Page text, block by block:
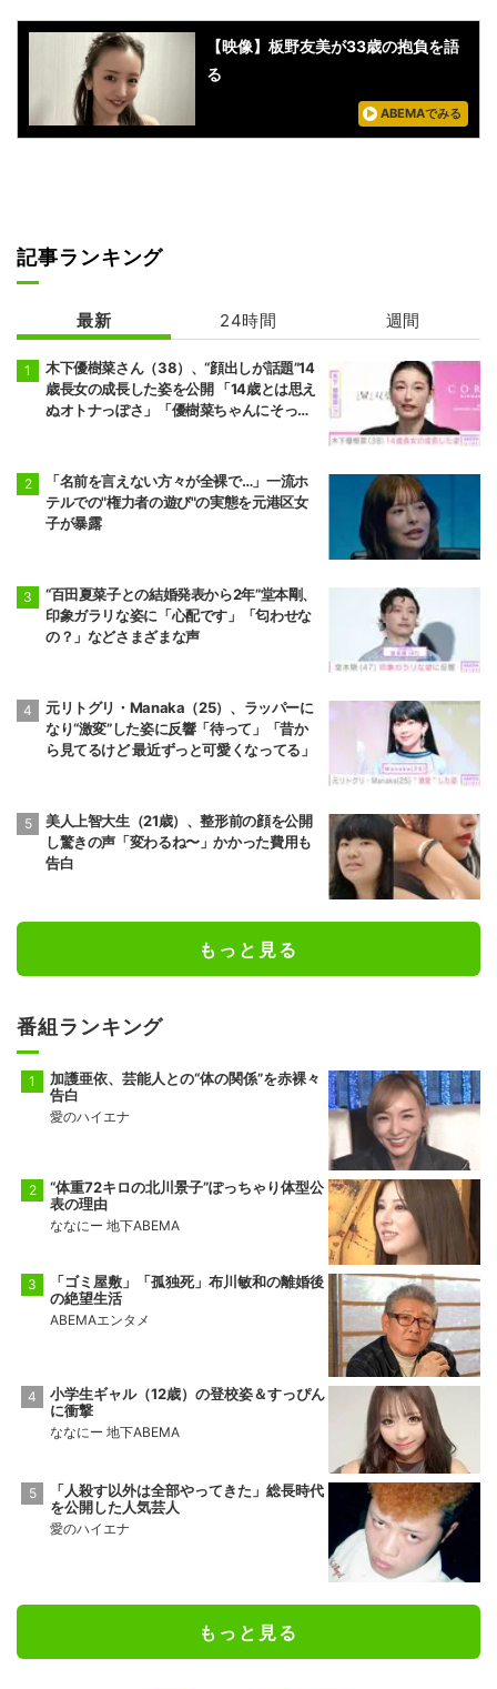
【映像】板野友美が33歳の抱負を語
る
ABEMAでみる
記事ランキング
最新 24時間 週間
木下優樹菜さん（38）、“顔出しが話題”14
歳長女の成長した姿を公開 「14歳とは思え
ぬオトナっぽさ」「優樹菜ちゃんにそっく
「名前を言えない方々が全裸で…」一流ホ
テルでの"権力者の遊び"の実態を元港区女
子が暴露
“百田夏菜子との結婚発表から2年”堂本剛、
印象ガラリな姿に「心配です」「匂わせな
の？」などさまざまな声
元リトグリ・Manaka（25）、ラッパーに
なり“激変”した姿に反響「待って」「昔か
ら見てるけど 最近ずっと可愛くなってる」
美人上智大生（21歳）、整形前の顔を公開
し驚きの声「変わるね〜」かかった費用も
告白
もっと見る
番組ランキング
加護亜依、芸能人との“体の関係”を赤裸々
告白
愛のハイエナ
“体重72キロの北川景子”ぽっちゃり体型公
表の理由
ななにー 地下ABEMA
「ゴミ屋敷」「孤独死」布川敏和の離婚後
の絶望生活
ABEMAエンタメ
小学生ギャル（12歳）の登校姿＆すっぴん
に衝撃
ななにー 地下ABEMA
「人殺す以外は全部やってきた」総長時代
を公開した人気芸人
愛のハイエナ
もっと見る